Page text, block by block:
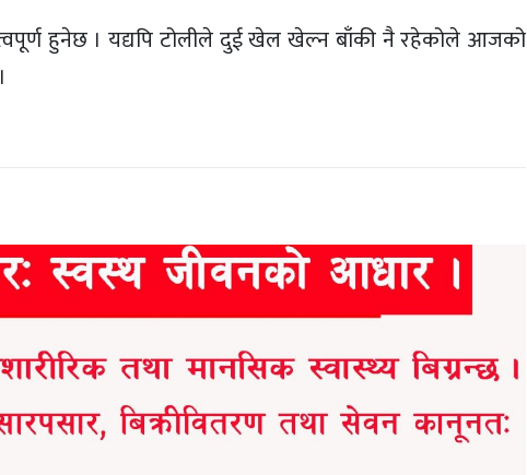
हुनेछ । यद्यपि टोलीले दुई खेल खेल्न बाँकी नै रहेकोले आजको